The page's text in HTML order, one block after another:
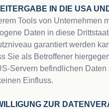
IN DIE USA
Tools von Unternehmen
Daten in diese
garantiert werden
Sie als Betroffener
Servern befindlichen
Einfluss.
ZUR